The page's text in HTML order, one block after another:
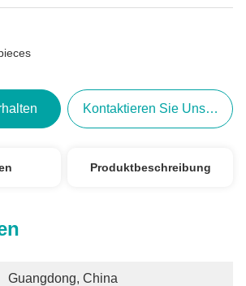
Kontaktieren Sie Uns Jetzt
Produktbeschreibung
Guangdong, China